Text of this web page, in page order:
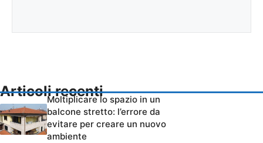
Articoli recenti
Moltiplicare lo spazio in un
balcone stretto: l’errore da
evitare per creare un nuovo
ambiente